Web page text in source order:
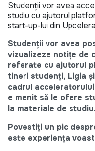
Studenții vor avea
studiu cu ajutorul
start-up-lui din
Studenții vor avea
vizualizeze notițe de
referate cu ajutorul
tineri studenți, Ligia
cadrul
e menit să le ofere
la materiale de studiu.
Povestiți un pic
este experiența